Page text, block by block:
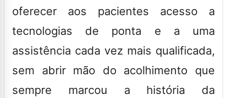
oferecer aos pacientes acesso a
tecnologias de ponta e a uma
assistência cada vez mais qualificada,
sem abrir mão do acolhimento que
sempre marcou a história da